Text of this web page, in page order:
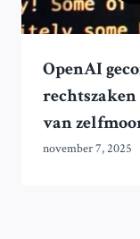
OpenAI
van
november 7, 2025